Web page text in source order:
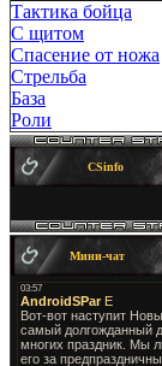
Тактика бойца
С щитом
Спасение от ножа
Стрельба
База
Роли
CSinfo
Мини-чат